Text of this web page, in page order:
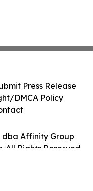
dba Affinity Group
All Rights Reserved.
Press Release
DMCA Policy